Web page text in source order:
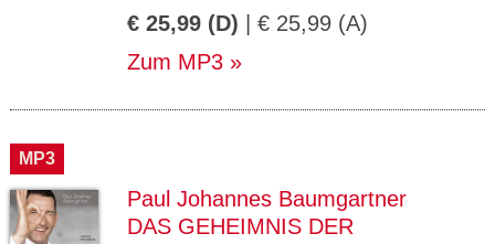
€ 25,99 (D) | € 25,99 (A)
Zum MP3
MP3
Paul Johannes Baumgartner
DAS GEHEIMNIS DER